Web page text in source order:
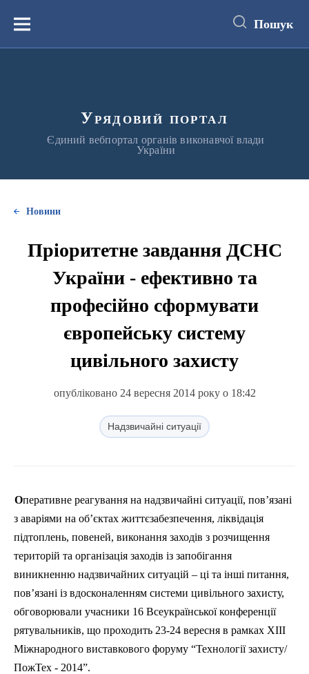
вмістуМеню Пошук
Урядовий портал
Єдиний вебпортал органів виконавчої влади
України
Новини
Пріоритетне завдання ДСНС
України - ефективно та
професійно сформувати
європейську систему
цивільного захисту
опубліковано 24 вересня 2014 року о 18:42
Надзвичайні ситуації
Оперативне реагування на надзвичайні ситуації, пов’язані
з аваріями на об’єктах життєзабезпечення, ліквідація
підтоплень, повеней, виконання заходів з розчищення
територій та організація заходів із запобігання
виникненню надзвичайних ситуацій – ці та інші питання,
пов’язані із вдосконаленням системи цивільного захисту,
обговорювали учасники 16 Всеукраїнської конференції
рятувальників, що проходить 23-24 вересня в рамках XIII
Міжнародного виставкового форуму “Технології захисту/
ПожТех - 2014”.